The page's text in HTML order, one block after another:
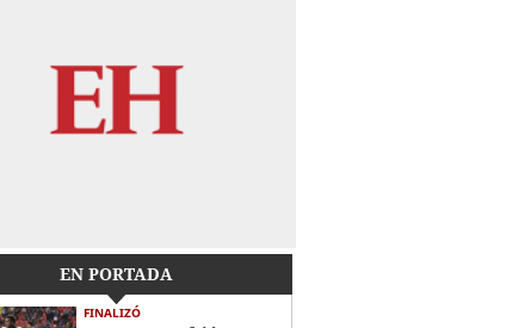
EN PORTADA
FINALIZÓ